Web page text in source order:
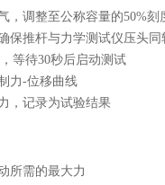
，调整至公称容量的50%刻
保推杆与力学测试仪压头同
等待30秒后启动测试
力-位移曲线
，记录为试验结果
所需的最大力